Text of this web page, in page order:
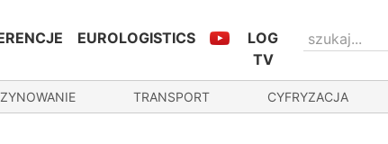
EUROLOGISTICS
LOG
TV
TRANSPORT CYFRYZACJA